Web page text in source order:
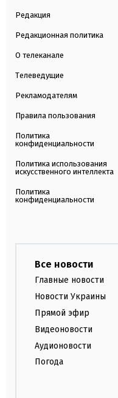
Редакция
Редакционная политика
О телеканале
Телеведущие
Рекламодателям
Правила пользования
Политика
конфиденциальности
Политика использования
искусственного интеллекта
Политика
конфиденциальности
Все новости
Главные новости
Новости Украины
Прямой эфир
Видеоновости
Аудионовости
Погода